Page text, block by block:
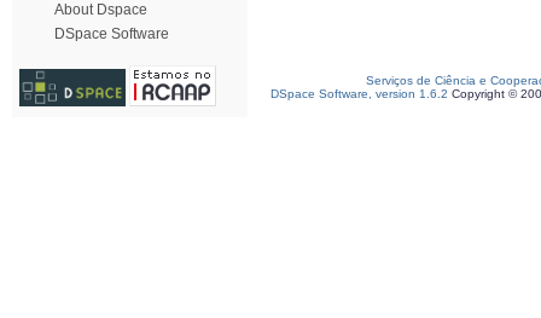
About Dspace
DSpace Software
Serviços de Ciência e
DSpace Software, version 1.6.2 Copyright ©